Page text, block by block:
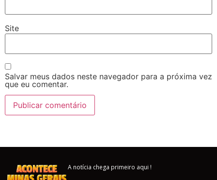
Site
Salvar meus dados neste navegador para a próxima vez
que eu comentar.
A notícia chega primeiro aqui !